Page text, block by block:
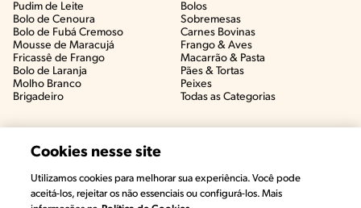
Pudim de Leite
Bolo de Cenoura
Bolo de Fubá Cremoso
Mousse de Maracujá
Fricassê de Frango
Bolo de Laranja
Molho Branco
Brigadeiro
Bolos
Sobremesas
Carnes Bovinas​
Frango & Aves​
Macarrão & Pasta​
Pães & Tortas​
Peixes
Todas as Categorias
Cookies nesse site
Utilizamos cookies para melhorar sua experiência. Você pode
aceitá-los, rejeitar os não essenciais ou configurá-los. Mais